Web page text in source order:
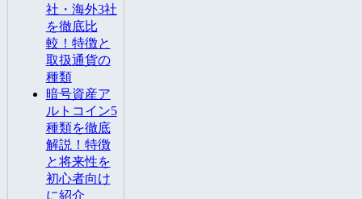
社・海外3社
を徹底比
較！特徴と
取扱通貨の
種類
暗号資産ア
ルトコイン5
種類を徹底
解説！特徴
と将来性を
初心者向け
に紹介